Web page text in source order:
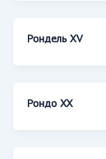
Рондель XV
Рондо XX